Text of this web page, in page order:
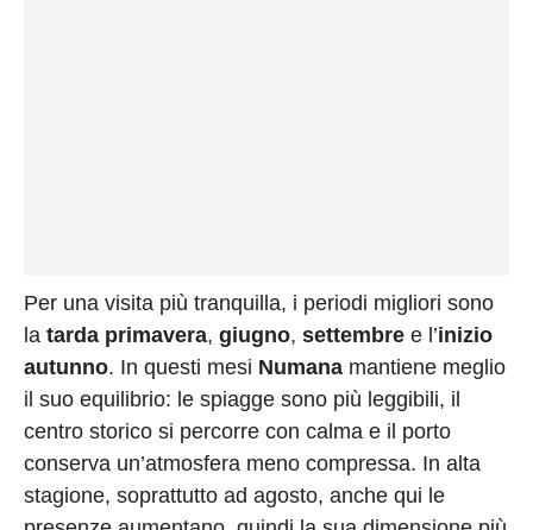
Per una visita più tranquilla, i periodi migliori sono
la tarda primavera, giugno, settembre e l’inizio
autunno. In questi mesi Numana mantiene meglio
il suo equilibrio: le spiagge sono più leggibili, il
centro storico si percorre con calma e il porto
conserva un’atmosfera meno compressa. In alta
stagione, soprattutto ad agosto, anche qui le